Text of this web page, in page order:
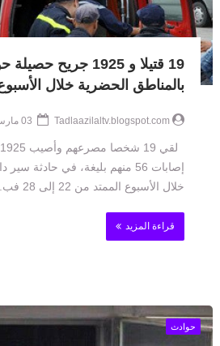
19 قتيلا و 1925 جريح
بالمناطق الحضرية خلال
Tadlaazilaltv.blogspot.com
إصابات 56 منهم بليغة، في حادثة
خلال الأسبوع الممتد من 22 إلى 28 فب...
قراءة المزيد
حوادث